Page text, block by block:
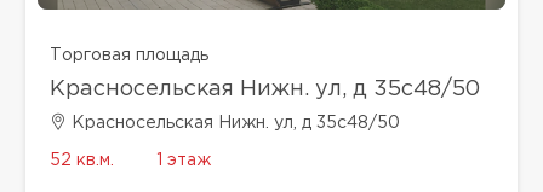
Торговая площадь
Красносельская Нижн. ул, д 35с48/50
Красносельская Нижн. ул, д 35с48/50
52 кв.м. 1 этаж